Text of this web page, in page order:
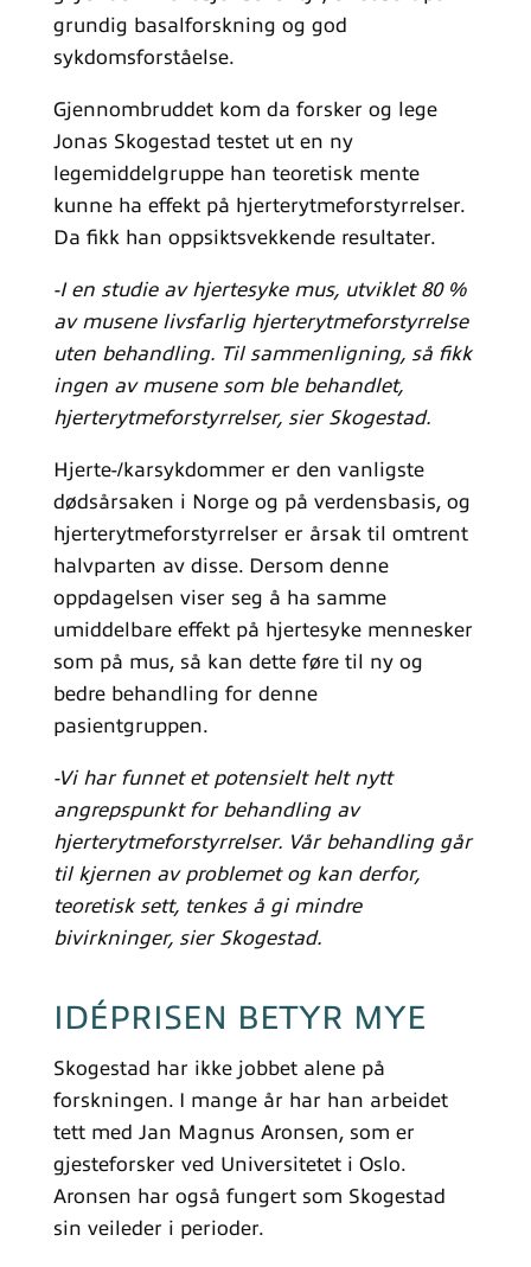
grundig basalforskning og god
sykdomsforståelse.
Gjennombruddet kom da forsker og lege
Jonas Skogestad testet ut en ny
legemiddelgruppe han teoretisk mente
kunne ha effekt på hjerterytmeforstyrrelser.
Da fikk han oppsiktsvekkende resultater.
-I en studie av hjertesyke mus, utviklet 80 %
av musene livsfarlig hjerterytmeforstyrrelse
uten behandling. Til sammenligning, så fikk
ingen av musene som ble behandlet,
hjerterytmeforstyrrelser, sier Skogestad.
Hjerte-/karsykdommer er den vanligste
dødsårsaken i Norge og på verdensbasis, og
hjerterytmeforstyrrelser er årsak til omtrent
halvparten av disse. Dersom denne
oppdagelsen viser seg å ha samme
umiddelbare effekt på hjertesyke mennesker
som på mus, så kan dette føre til ny og
bedre behandling for denne
pasientgruppen.
-Vi har funnet et potensielt helt nytt
angrepspunkt for behandling av
hjerterytmeforstyrrelser. Vår behandling går
til kjernen av problemet og kan derfor,
teoretisk sett, tenkes å gi mindre
bivirkninger, sier Skogestad.
IDÉPRISEN BETYR MYE
Skogestad har ikke jobbet alene på
forskningen. I mange år har han arbeidet
tett med Jan Magnus Aronsen, som er
gjesteforsker ved Universitetet i Oslo.
Aronsen har også fungert som Skogestad
sin veileder i perioder.